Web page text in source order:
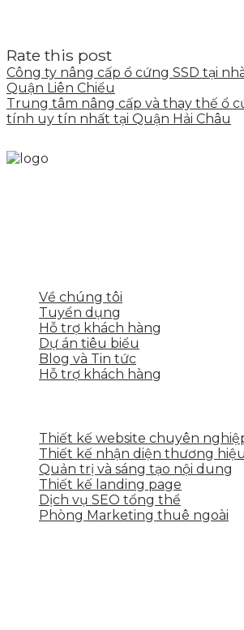
Rate this post
Công ty nâng cấp ổ cứng SSD tại
Quận Liên Chiểu
Trung tâm nâng cấp và thay thế ổ
tính uy tín nhất tại Quận Hải Châu
Về chúng tôi
Tuyển dụng
Hỗ trợ khách hàng
Dự án tiêu biểu
Blog và Tin tức
Hỗ trợ khách hàng
Thiết kế website chuyên
Thiết kế nhận diện thương hiệu
Quản trị và sáng tạo nội dung
Thiết kế landing page
Dịch vụ SEO tổng thể
Phòng Marketing thuê ngoài